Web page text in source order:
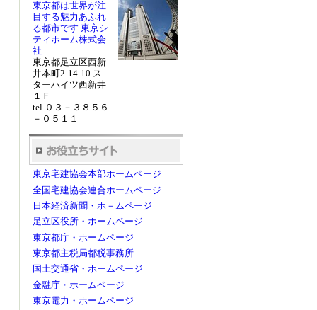
東京都は世界が注
目する魅力あふれ
る都市です 東京シ
ティホーム株式会
社
東京都足立区西新
井本町2-14-10 ス
ターハイツ西新井
１Ｆ
tel.０３－３８５６
－０５１１
東京宅建協会本部ホームページ
全国宅建協会連合ホームページ
日本経済新聞・ホ－ムページ
足立区役所・ホームページ
東京都庁・ホームページ
東京都主税局都税事務所
国土交通省・ホームページ
金融庁・ホームページ
東京電力・ホームページ